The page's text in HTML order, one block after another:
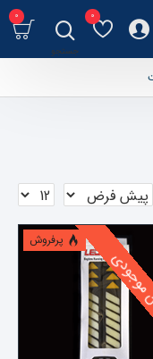
0
0
پرفروش